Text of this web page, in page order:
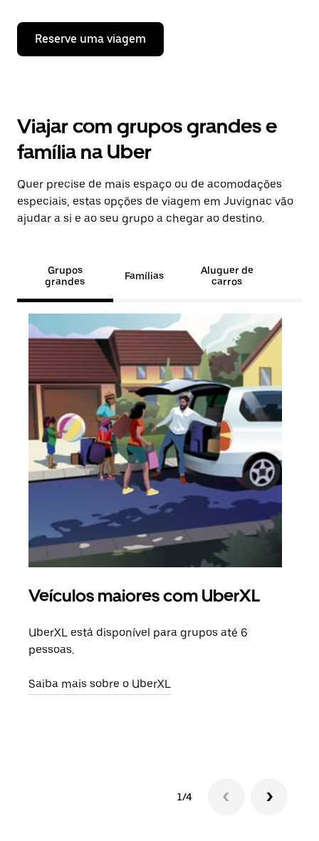
Reserve uma viagem
Viajar com grupos grandes e
família na Uber
Quer precise de mais espaço ou de acomodações
especiais, estas opções de viagem em Juvignac vão
ajudar a si e ao seu grupo a chegar ao destino.
Grupos
grandes
Famílias
Aluguer de
carros
Veículos maiores com UberXL
UberXL está disponível para grupos até 6
pessoas.
Saiba mais sobre o UberXL
1/4